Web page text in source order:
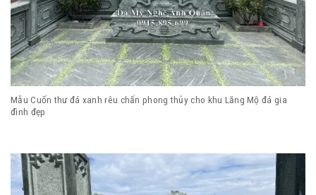
Mẫu Cuốn thư đá xanh rêu chấn phong thủy cho khu Lăng Mộ đá gia
đình đẹp